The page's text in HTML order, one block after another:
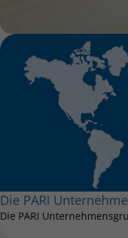
Die PARI
Die PARI